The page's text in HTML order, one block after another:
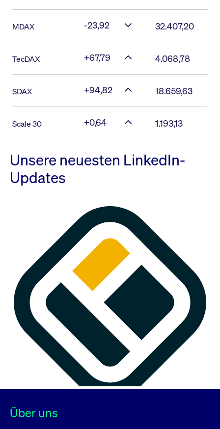
MDAX -23,92 32.407,20
TecDAX +67,79 4.068,78
SDAX +94,82 18.659,63
Scale 30 +0,64 1.193,13
Unsere neuesten LinkedIn-
Updates
Über uns